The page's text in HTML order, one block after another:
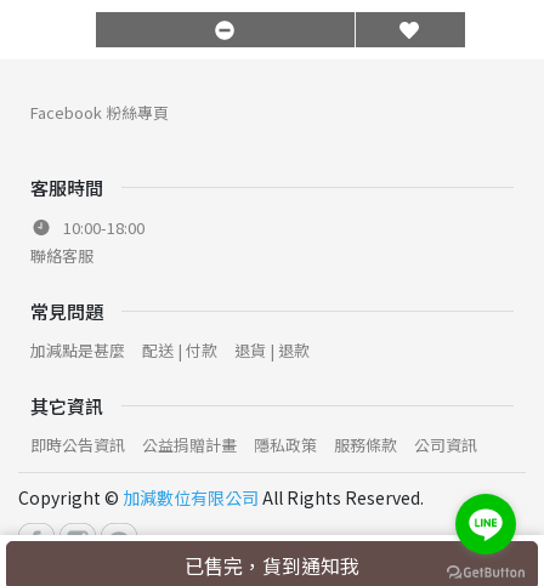
已售完，貨到通知我
客服時間
10:00-18:00
聯絡客服
常見問題
加減點是甚麼 配送 | 付款 退貨 | 退款
其它資訊
即時公告資訊 公益捐贈計畫 隱私政策 服務條款 公司資訊
Facebook 粉絲專頁
Copyright © 加減數位有限公司 All Rights Reserved.